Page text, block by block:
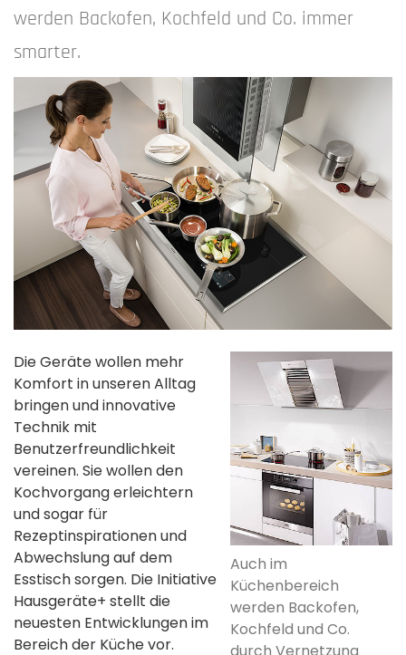
werden Backofen, Kochfeld und Co. immer
smarter.
Auch im
Küchenbereich
werden Backofen,
Kochfeld und Co.
durch Vernetzung
Die Geräte wollen mehr
Komfort in unseren Alltag
bringen und innovative
Technik mit
Benutzerfreundlichkeit
vereinen. Sie wollen den
Kochvorgang erleichtern
und sogar für
Rezeptinspirationen und
Abwechslung auf dem
Esstisch sorgen. Die Initiative
Hausgeräte+ stellt die
neuesten Entwicklungen im
Bereich der Küche vor.